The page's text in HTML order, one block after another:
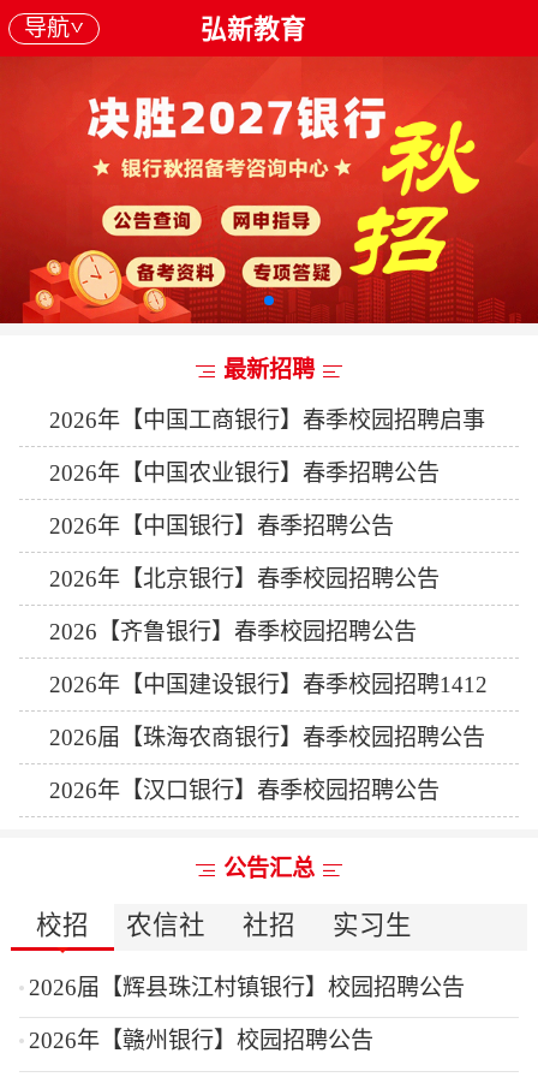
导航 弘新教育
最新招聘
2026年【中国工商银行】春季校园招聘启事
2026年【中国农业银行】春季招聘公告
2026年【中国银行】春季招聘公告
2026年【北京银行】春季校园招聘公告
2026【齐鲁银行】春季校园招聘公告
2026年【中国建设银行】春季校园招聘1412
人公告
2026届【珠海农商银行】春季校园招聘公告
2026年【汉口银行】春季校园招聘公告
公告汇总
校招 农信社 社招 实习生
2026届【辉县珠江村镇银行】校园招聘公告
2026年【赣州银行】校园招聘公告